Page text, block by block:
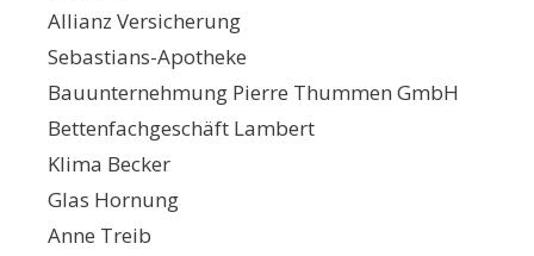
Allianz Versicherung
Sebastians-Apotheke
Bauunternehmung Pierre Thummen GmbH
Bettenfachgeschäft Lambert
Klima Becker
Glas Hornung
Anne Treib